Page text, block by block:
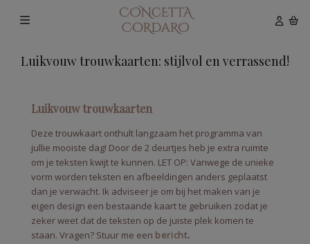
Luikvouw trouwkaarten: stijlvol en verrassend!
Luikvouw trouwkaarten
Deze trouwkaart onthult langzaam het programma van
jullie mooiste dag! Door de 2 deurtjes heb je extra ruimte
om je teksten kwijt te kunnen. LET OP: Vanwege de unieke
vorm worden teksten en afbeeldingen anders geplaatst
dan je verwacht. Ik adviseer je om bij het maken van je
eigen design een bestaande kaart te gebruiken zodat je
zeker weet dat de teksten op de juiste plek komen te
staan. Vragen? Stuur me een bericht.